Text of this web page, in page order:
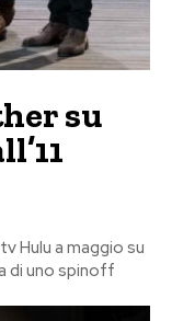
su
Hulu a maggio su
di uno spinoff